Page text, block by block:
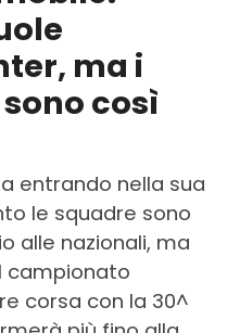
ma i
così
entrando nella sua
le squadre sono
alle nazionali, ma
campionato
corsa con la 30^